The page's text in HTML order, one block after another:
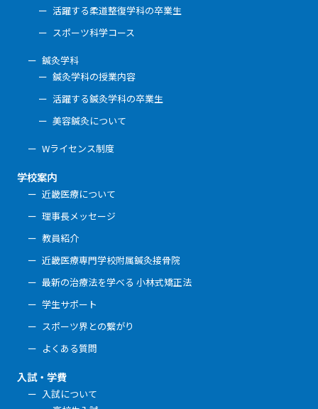
活躍する柔道整復学科の卒業生
スポーツ科学コース
鍼灸学科
鍼灸学科の授業内容
活躍する鍼灸学科の卒業生
美容鍼灸について
Wライセンス制度
学校案内
近畿医療について
理事長メッセージ
教員紹介
近畿医療専門学校附属鍼灸接骨院
最新の治療法を学べる 小林式矯正法
学生サポート
スポーツ界との繋がり
よくある質問
入試・学費
入試について